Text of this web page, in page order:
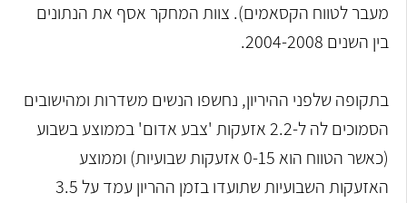
מעבר לטווח הקסאמים). צוות המחקר אסף את הנתונים
בין השנים 2004-2008.
בתקופה שלפני ההיריון, נחשפו הנשים משדרות ומהישובים
הסמוכים לה ל-2.2 אזעקות 'צבע אדום' בממוצע בשבוע
(כאשר הטווח הוא 0-15 אזעקות שבועיות) וממוצע
האזעקות השבועיות שתועדו בזמן ההריון עמד על 3.5